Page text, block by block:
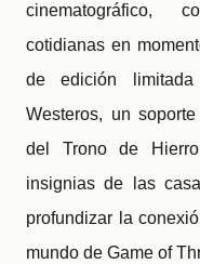
cinematográfico,
cotidianas en
de edición
Westeros, un
del Trono de
insignias de las
profundizar la
mundo de Game of